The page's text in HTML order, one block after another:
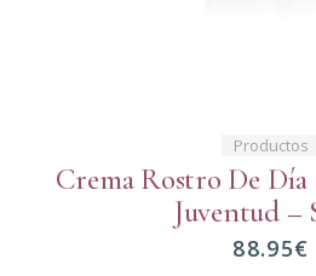
Productos
Crema Rostro De Día
Juventud –
88.95€